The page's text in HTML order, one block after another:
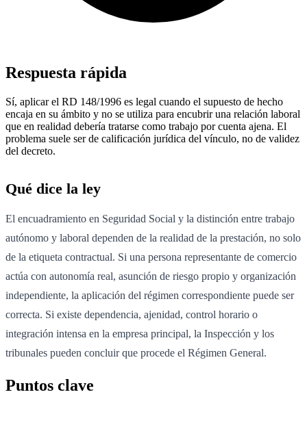
Respuesta rápida
Sí, aplicar el RD 148/1996 es legal cuando el supuesto de hecho
encaja en su ámbito y no se utiliza para encubrir una relación laboral
que en realidad debería tratarse como trabajo por cuenta ajena. El
problema suele ser de calificación jurídica del vínculo, no de validez
del decreto.
Qué dice la ley
El encuadramiento en Seguridad Social y la distinción entre trabajo
autónomo y laboral dependen de la realidad de la prestación, no solo
de la etiqueta contractual. Si una persona representante de comercio
actúa con autonomía real, asunción de riesgo propio y organización
independiente, la aplicación del régimen correspondiente puede ser
correcta. Si existe dependencia, ajenidad, control horario o
integración intensa en la empresa principal, la Inspección y los
tribunales pueden concluir que procede el Régimen General.
Puntos clave